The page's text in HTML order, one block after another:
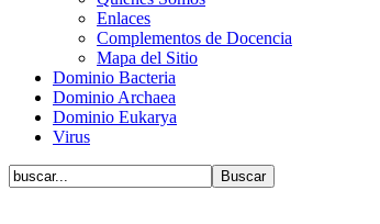
Enlaces
Complementos de Docencia
Mapa del Sitio
Dominio Bacteria
Dominio Archaea
Dominio Eukarya
Virus